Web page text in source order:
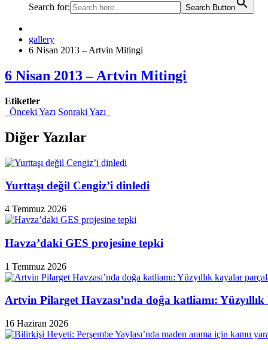
Search for: Search Button
gallery
6 Nisan 2013 – Artvin Mitingi
6 Nisan 2013 – Artvin Mitingi
Etiketler
Önceki Yazı Sonraki Yazı
Diğer Yazılar
Yurttaşı değil Cengiz’i dinledi
4 Temmuz 2026
Havza’daki GES projesine tepki
1 Temmuz 2026
Artvin Pilarget Havzası’nda doğa katliamı:
16 Haziran 2026